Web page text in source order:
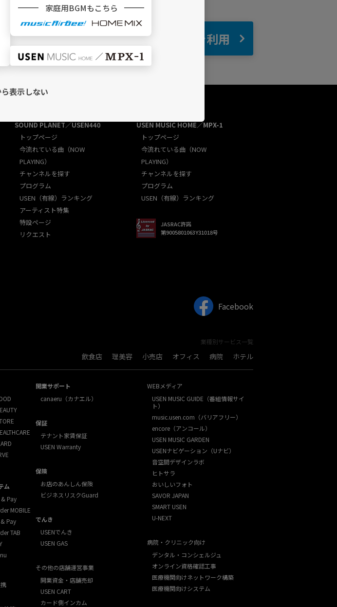
自宅 でBGMを利用
SOUND PLANET／USEN440
トップページ
今流れている曲（NOW
PLAYING）
チャンネルを探す
プログラム
USEN（有線）ランキング
アーティスト特集
特設ページ
リクエスト
USEN MUSIC HOME／MPX-1
トップページ
今流れている曲（NOW
PLAYING）
チャンネルを探す
プログラム
USEN（有線）ランキング
JASRAC許諾
第9005801063Y31018号
Facebook
業種別サービス一覧
飲食店 理美容 小売店 オフィス 病院 ホテル
ム
& Pay
MOBILE
Pay
TAB
開業サポート
canaeru（カナエル）
保証
テナント家賃保証
USEN Warranty
保険
お店のあんしん保険
ビジネスリスクGuard
でんき
USENでんき
USEN GAS
その他の店舗運営事業
開業資金・店舗売却
USEN CART
カード側インカム
WEBメディア
USEN MUSIC GUIDE（番組情報サイ
ト）
music.usen.com（バリアフリー）
encore（アンコール）
USEN MUSIC GARDEN
USENナビゲーション（Uナビ）
音空間デザインラボ
ヒトサラ
おいしいフォト
SAVOR JAPAN
SMART USEN
U-NEXT
病院・クリニック向け
デンタル・コンシェルジュ
オンライン資格確認工事
医療機関向けネットワーク構築
医療機関向けシステム
家庭用BGMもこちら
表示しない